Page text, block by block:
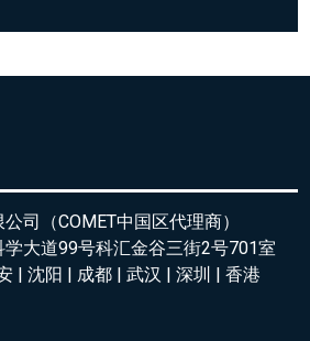
司（COMET中国区代理商）
大道99号科汇金谷三街2号701室
| 沈阳 | 成都 | 武汉 | 深圳 | 香港